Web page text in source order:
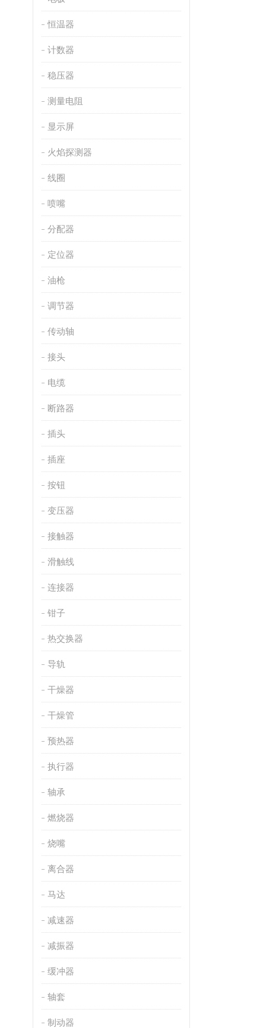
恒温器
计数器
稳压器
测量电阻
显示屏
火焰探测器
线圈
喷嘴
分配器
定位器
油枪
调节器
传动轴
接头
电缆
断路器
插头
插座
按钮
变压器
接触器
滑触线
连接器
钳子
热交换器
导轨
干燥器
干燥管
预热器
执行器
轴承
燃烧器
烧嘴
离合器
马达
减速器
减振器
缓冲器
轴套
制动器